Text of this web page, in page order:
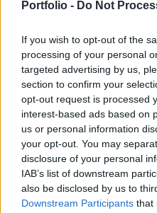
Portfolio - Do Not
If you wish to opt-out of the
processing of your personal
targeted advertising by us,
section to confirm your
opt-out request is processed
interest-based ads based on
us or personal information
your opt-out. You may
disclosure of your personal
IAB’s list of downstream
also be disclosed by us to
Downstream Participants that
elmúlt évtizedek során
Az Egyesült Államok
pontosabban annak hiányát
több posztban Julian
újságírója. A német
számító blogger azt írta: az
kommunikálta, hogy
ahhoz, hogy áttörést érjen
KEDVES OLVASÓNK!